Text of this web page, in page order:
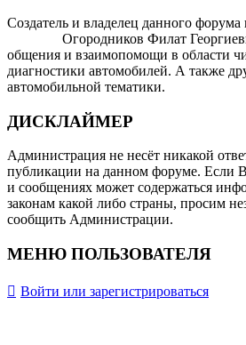
Создатель и владелец данного форума
Огородников Филат
общения и взаимопомощи в области
диагностики автомобилей. А также
автомобильной тематики.
ДИСКЛАЙМЕР
Администрация не несёт никакой
публикации на данном форуме. Если
и сообщениях может содержаться
законам какой либо страны, просим
сообщить Администрации.
МЕНЮ ПОЛЬЗОВАТЕЛЯ
Войти или зарегистрироваться